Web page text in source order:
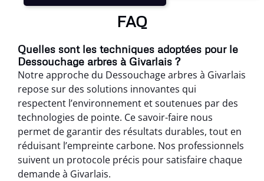
FAQ
Quelles sont les techniques adoptées pour le
Dessouchage arbres à Givarlais ?
Notre approche du Dessouchage arbres à Givarlais
repose sur des solutions innovantes qui
respectent l’environnement et soutenues par des
technologies de pointe. Ce savoir-faire nous
permet de garantir des résultats durables, tout en
réduisant l’empreinte carbone. Nos professionnels
suivent un protocole précis pour satisfaire chaque
demande à Givarlais.